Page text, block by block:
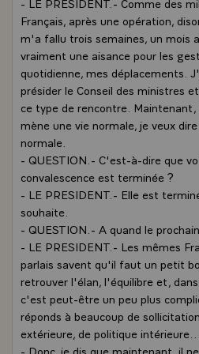
Français, après une opération,
m'a fallu trois semaines, un mois
vraiment une aisance pour les
quotidienne, mes déplacements.
présider le Conseil des ministres
ce type de rencontre. Maintenant,
mène une vie normale, je veux
normale.
- QUESTION.- C'est-à-dire que
convalescence est terminée ?
- LE PRESIDENT.- Elle est
souhaite.
- QUESTION.- A quand le
- LE PRESIDENT.- Les mêmes
parlais savent qu'il faut un petit
retrouver l'élan, l'équilibre et,
c'est peut-être un peu plus
réponds à beaucoup de
extérieure, de politique intérieure...
- Donc, je dis que maintenant, il